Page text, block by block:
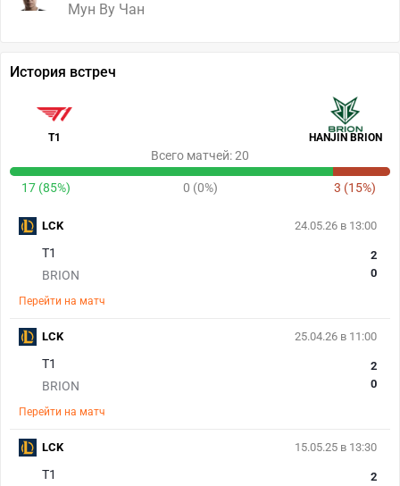
Мун Ву Чан
История встреч
T1 HANJIN BRION
Всего матчей: 20
17 (85%) 0 (0%) 3 (15%)
24.05.26 в 13:00
T1
BRION
2
0
Перейти на матч
LCK
25.04.26 в 11:00
T1
BRION
2
0
Перейти на матч
LCK
15.05.25 в 13:30
T1
2
LCK